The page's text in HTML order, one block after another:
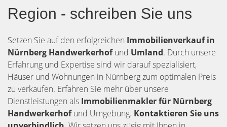
Region - schreiben Sie uns
Setzen Sie auf den erfolgreichen Immobilienverkauf in
Nürnberg Handwerkerhofund Umland. Durch unsere
Erfahrung und Expertise sind wir darauf spezialisiert,
Häuser und Wohnungen in Nürnberg zum optimalen Preis
zu verkaufen. Erfahren Sie mehr über unsere
Dienstleistungen als Immobilienmakler für Nürnberg
Handwerkerhofund Umgebung. Kontaktieren Sie uns